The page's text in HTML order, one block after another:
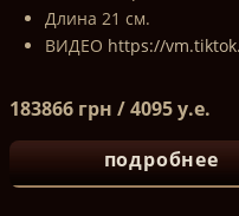
Длина 21 см.
ВИДЕО https://
183866 грн / 4095 у.е.
подробнее